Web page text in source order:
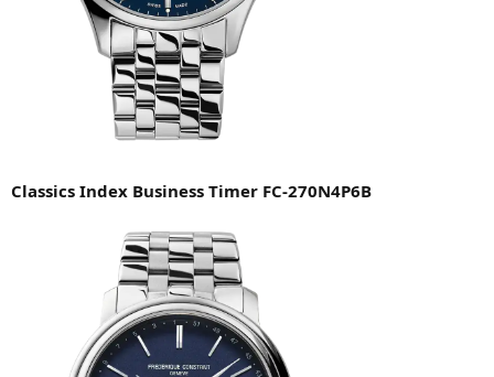
Classics Index Business Timer FC-270N4P6B